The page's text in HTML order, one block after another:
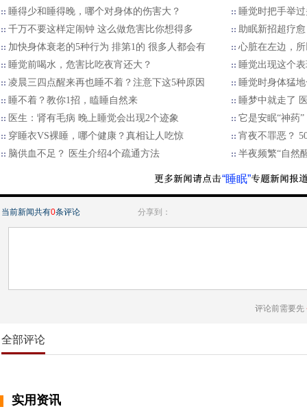
睡得少和睡得晚，哪个对身体的伤害大？
睡觉时把手举
千万不要这样定闹钟 这么做危害比你想得多
助眠新招超疗
加快身体衰老的5种行为 排第1的 很多人都会有
心脏在左边，
睡觉前喝水，危害比吃夜宵还大？
睡觉出现这个
凌晨三四点醒来再也睡不着？注意下这5种原因
睡觉时身体猛
睡不着？教你1招，瞌睡自然来
睡梦中就走了
医生：肾有毛病 晚上睡觉会出现2个迹象
它是安眠“神药
穿睡衣VS裸睡，哪个健康？真相让人吃惊
宵夜不罪恶？
脑供血不足？ 医生介绍4个疏通方法
半夜频繁“自然
“睡眠”
当前新闻共有0条评论 分享到：
评论前需要先
全部评论
实用资讯